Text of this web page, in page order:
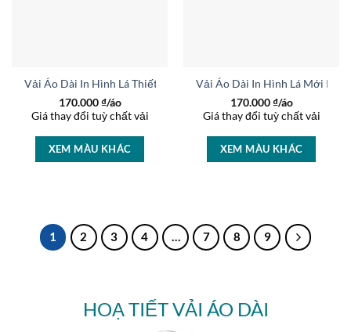
Vải Áo Dài In Hình Lá Thiết Kế 2024 AD 44435
170.000₫/áo
Giá thay đổi tuỳ chất vải
XEM MÀU KHÁC
Vải Áo Dài In Hình Lá Mới Ra
170.000₫/áo
Giá thay đổi tuỳ chất vải
XEM MÀU KHÁC
1 2 3 4 … 7 8 9
HOẠ TIẾT VẢI ÁO DÀI